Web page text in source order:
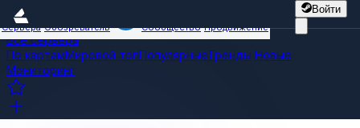
Войти
Сервера Обозреватель Сообщество Продвижение
Все сервера
По картамМировой топПопулярныеТренды Новые
Мониторинг